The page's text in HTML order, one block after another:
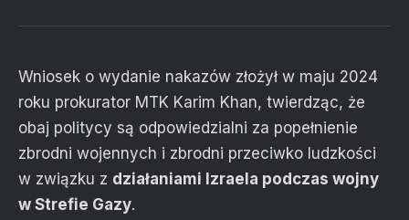
Wniosek o wydanie nakazów złożył w maju 2024
roku prokurator MTK Karim Khan, twierdząc, że
obaj politycy są odpowiedzialni za popełnienie
zbrodni wojennych i zbrodni przeciwko ludzkości
w związku z działaniami Izraela podczas wojny
w Strefie Gazy.